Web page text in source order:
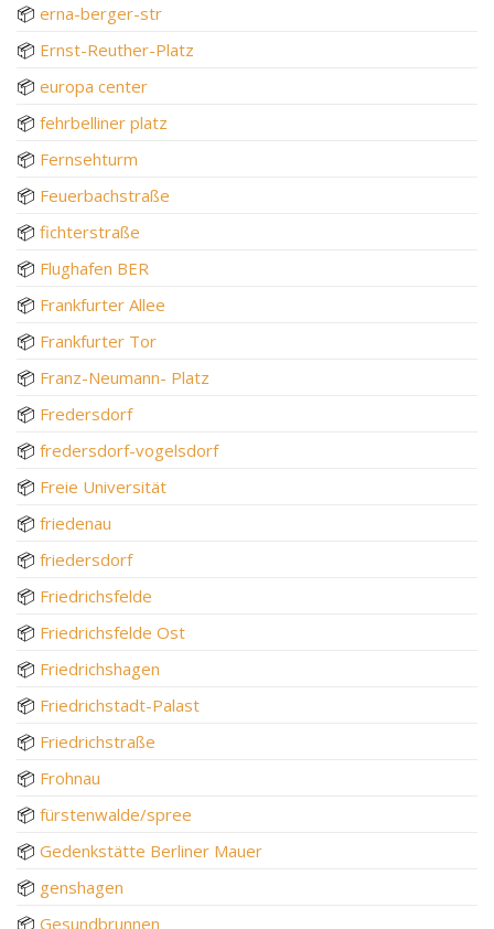
📦 erna-berger-str
📦 Ernst-Reuther-Platz
📦 europa center
📦 fehrbelliner platz
📦 Fernsehturm
📦 Feuerbachstraße
📦 fichterstraße
📦 Flughafen BER
📦 Frankfurter Allee
📦 Frankfurter Tor
📦 Franz-Neumann- Platz
📦 Fredersdorf
📦 fredersdorf-vogelsdorf
📦 Freie Universität
📦 friedenau
📦 friedersdorf
📦 Friedrichsfelde
📦 Friedrichsfelde Ost
📦 Friedrichshagen
📦 Friedrichstadt-Palast
📦 Friedrichstraße
📦 Frohnau
📦 fürstenwalde/spree
📦 Gedenkstätte Berliner Mauer
📦 genshagen
📦 Gesundbrunnen